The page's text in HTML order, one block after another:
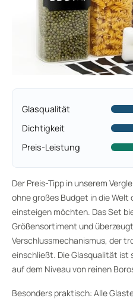
Glasqualität
Dichtigkeit
Preis-Leistung
Der Preis-Tipp in unserem
ohne großes Budget in die
einsteigen möchten. Das Set
Größensortiment und
Verschlussmechanismus, der
einschließt. Die Glasqualität ist
auf dem Niveau von reinen
Besonders praktisch: Alle